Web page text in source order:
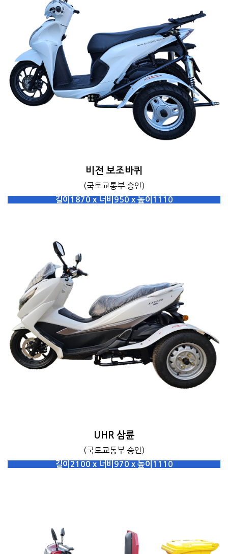
비전 보조바퀴
(국토교통부 승인)
길이1870 x 너비950 x 높이1110
UHR 삼륜
(국토교통부 승인)
길이2100 x 너비970 x 높이1110